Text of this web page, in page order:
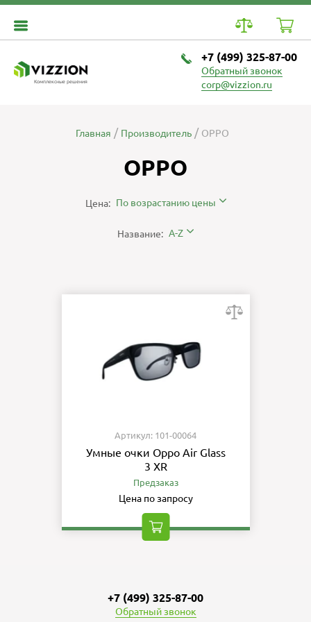
Комплексные решения
+7 (499) 325-87-00
Обратный звонок
corp@vizzion.ru
Главная Производитель OPPO
OPPO
Цена: По возрастанию цены
Название: A-Z
Артикул: 101-00064
Умные очки Oppo Air Glass
3 XR
Предзаказ
Цена по запросу
+7 (499) 325-87-00
Обратный звонок